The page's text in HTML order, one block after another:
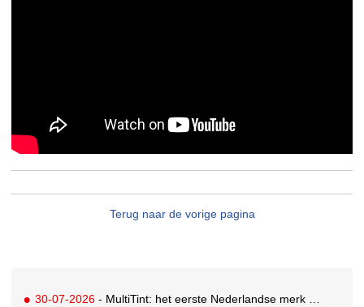
Terug naar de vorige pagina
30-07-2026 - MultiTint: het eerste Nederlandse merk voor inclusieve wond- en sportverzorging